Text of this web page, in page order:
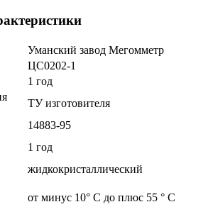
Уманский завод Мегомметр
ЦС0202-1
1 год
ТУ изготовителя
14883-95
1 год
жидкокристаллический
от минус 10° С до плюс 55 ° С